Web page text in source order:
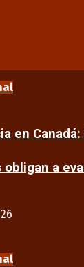
en
a